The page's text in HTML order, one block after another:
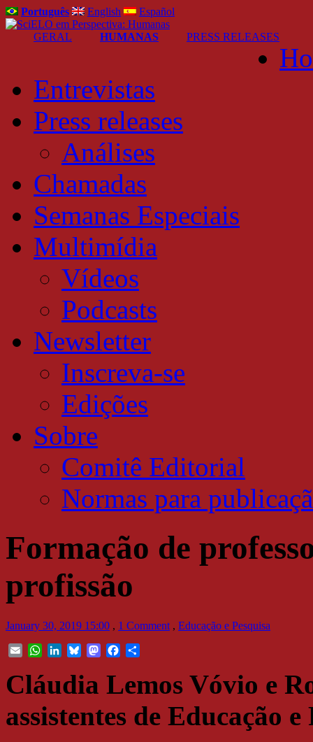
Português English Español
GERAL HUMANAS PRESS RELEASES
Entrevistas
Press releases
Análises
Chamadas
Semanas Especiais
Multimídia
Vídeos
Podcasts
Newsletter
Inscreva-se
Edições
Sobre
Comitê Editorial
Normas para
Formação de
profissão
January 30, 2019 15:00 , 1 Comment , Educação e Pesquisa
Email WhatsApp
LinkedInBlueskyMastodonFacebook
Cláudia Lemos Vóvio e
assistentes de Educação